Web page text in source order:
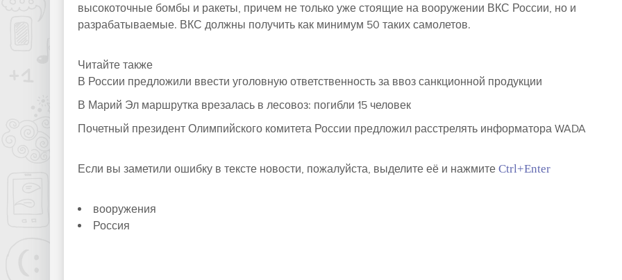
высокоточные бомбы и ракеты, причем не только уже стоящие на вооружении ВКС России, но и
разрабатываемые. ВКС должны получить как минимум 50 таких самолетов.
Читайте также
В России предложили ввести уголовную ответственность за ввоз санкционной продукции
В Марий Эл маршрутка врезалась в лесовоз: погибли 15 человек
Почетный президент Олимпийского комитета России предложил расстрелять информатора WADA
Если вы заметили ошибку в тексте новости, пожалуйста, выделите её и нажмите Ctrl+Enter
вооружения
Россия